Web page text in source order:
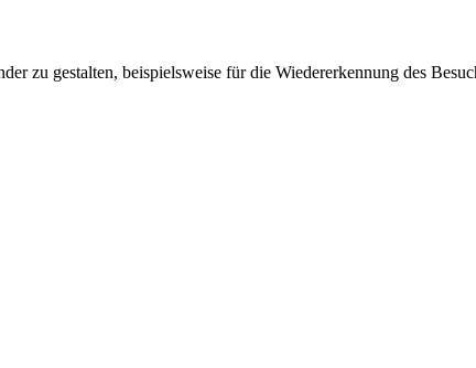
zu gestalten, beispielsweise für die Wiedererkennung des